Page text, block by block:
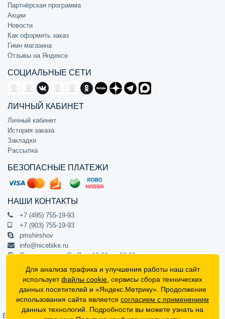
Партнёрская программа
Акции
Новости
Как оформить заказ
Гимн магазина
Отзывы на Яндексе
СОЦИАЛЬНЫЕ СЕТИ
ЛИЧНЫЙ КАБИНЕТ
Личный кабинет
История заказа
Закладки
Рассылка
БЕЗОПАСНЫЕ ПЛАТЕЖИ
НАШИ КОНТАКТЫ
+7 (495) 755-19-93
+7 (903) 755-19-93
pmshirshov
info@nicebike.ru
Прием звонков Пн-Пт с 10:00 до 20:00
ПВЗ Пн-Пт с 10:00 до 20:00
г. Москва, ул. Барклая 13с1
подъезд 1, цокольный этаж, офис 1
Официальный интернет-магазин NiceBike © 2012 - 2026
Вся информация на сайте носит ознакомительный характер, не
Для анализа трафика и улучшения работы наш сайт
используетфайлы cookie , сервисы сбора технических
данных посетителей и «Яндекс.Метрику». Продолжение
использования сайта является согласием с применением
данных технологий. Подробности вы можете узнать на